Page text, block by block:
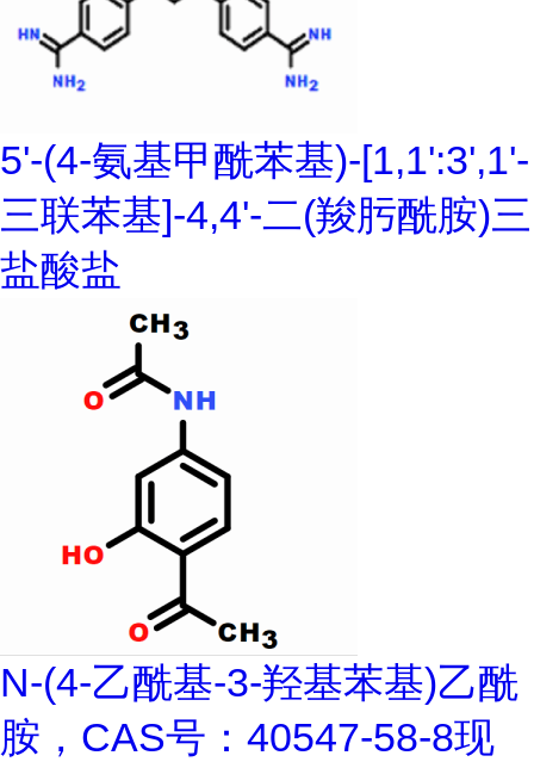
5'-(4-氨基甲酰苯基)-[1,1':3',1'-
三联苯基]-4,4'-二(羧肟酰胺)三
盐酸盐
N-(4-乙酰基-3-羟基苯基)乙酰
胺，CAS号：40547-58-8现